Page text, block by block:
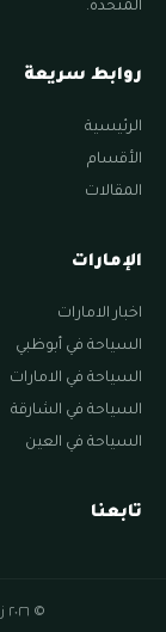
المتحدة.
روابط سريعة
الرئيسية
الأقسام
المقالات
الإمارات
اخبار الامارات
السياحة في أبوظبي
السياحة في الامارات
السياحة في الشارقة
السياحة في العين
تابعنا
© ٢٠٢٦ زووم الإمارات — جميع الحقوق محفوظة.